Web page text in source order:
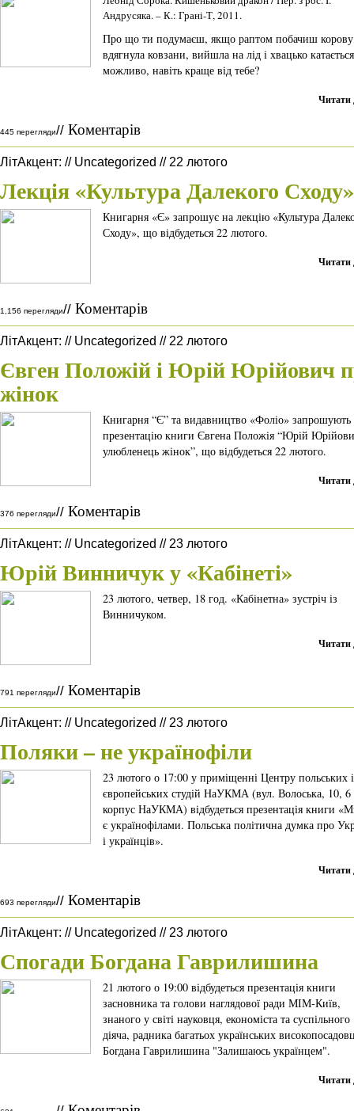
Андрусяка. – К.: Грані-Т, 2011.
Про що ти подумаєш, якщо раптом побачиш
вдягнула ковзани, вийшла на лід і хвацько
можливо, навіть краще від тебе?
Читати
445 перегляди// Коментарів
ЛітАкцент: // Uncategorized // 22 лютого
Лекція «Культура Далекого Сходу»
Книгарня «Є» запрошує на лекцію «Культура
Сходу», що відбудеться 22 лютого.
Читати
1,156 перегляди// Коментарів
ЛітАкцент: // Uncategorized // 22 лютого
Євген Положій і Юрій Юрійович
жінок
Книгарня “Є” та видавництво «Фоліо» запрошують
презентацію книги Євгена Положія “Юрій
улюбленець жінок”, що відбудеться 22 лютого.
Читати
376 перегляди// Коментарів
ЛітАкцент: // Uncategorized // 23 лютого
Юрій Винничук у «Кабінеті»
23 лютого, четвер, 18 год. «Кабінетна» зустріч із
Винничуком.
Читати
791 перегляди// Коментарів
ЛітАкцент: // Uncategorized // 23 лютого
Поляки – не українофіли
23 лютого о 17:00 у приміщенні Центру польських і
європейських студій НаУКМА (вул. Волоська, 10, 6
корпус НаУКМА) відбудеться презентація книги
є українофілами. Польська політична думка про
і українців».
Читати
693 перегляди// Коментарів
ЛітАкцент: // Uncategorized // 23 лютого
Спогади Богдана Гаврилишина
21 лютого о 19:00 відбудеться презентація книги
засновника та голови наглядової ради МІМ-Київ,
знаного у світі науковця, економіста та суспільного
діяча, радника багатьох українських
Богдана Гаврилишина "Залишаюсь українцем".
Читати